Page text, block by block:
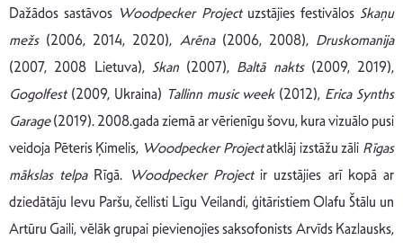
Dažādos sastāvos Woodpecker Projectuzstājies festivālos Skaņu
mežs(2006, 2014, 2020), Arēna(2006, 2008), Druskomanija
(2007, 2008 Lietuva), Skan(2007), Baltā nakts(2009, 2019),
Gogolfest(2009, Ukraina) Tallinn music week (2012), Erica Synths
Garage(2019). 2008.gada ziemā ar vērienīgu šovu, kura vizuālo pusi
veidoja Pēteris Ķimelis, Woodpecker Projectatklāj izstāžu zāli Rīgas
mākslas telpaRīgā. Woodpecker Projectir uzstājies arī kopā ar
dziedātāju Ievu Paršu, čellisti Līgu Veilandi, ģitāristiem Olafu Štālu un
Artūru Gaili, vēlāk grupai pievienojies saksofonists Arvīds Kazlausks,